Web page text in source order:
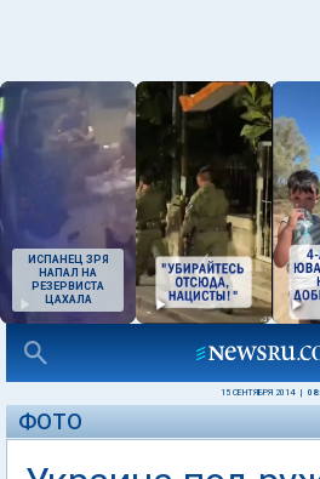
ИСПАНЕЦ ЗРЯ
НАПАЛ НА
РЕЗЕРВИСТА
ЦАХАЛА
15 СЕНТЯБРЯ 2014
ФОТО